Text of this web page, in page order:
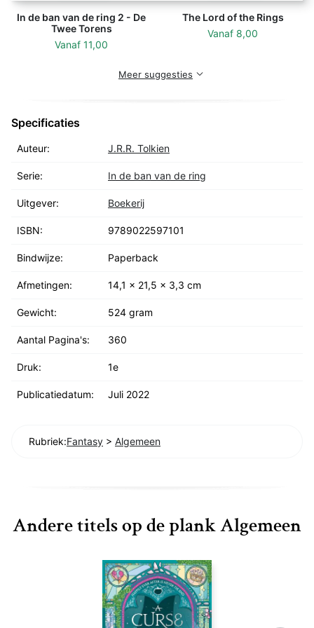
In de ban van de ring 2 - De
Twee Torens
Vanaf 11,00
The Lord of the Rings
Vanaf 8,00
Meer suggesties
Specificaties
Auteur: J.R.R. Tolkien
Serie: In de ban van de ring
Uitgever: Boekerij
ISBN: 9789022597101
Bindwijze: Paperback
Afmetingen: 14,1 x 21,5 x 3,3 cm
Gewicht: 524 gram
Aantal Pagina's: 360
Druk: 1e
Publicatiedatum: Juli 2022
Rubriek:Fantasy > Algemeen
Andere titels op de plank Algemeen